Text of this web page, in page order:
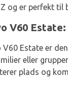
og er perfekt til
V60
V60 Estate er
eller
plads og